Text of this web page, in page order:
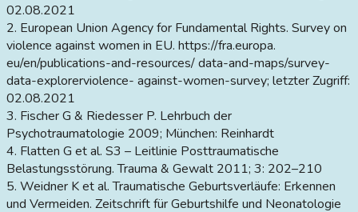
02.08.2021
2. European Union Agency for Fundamental Rights. Survey on
violence against women in EU. https://fra.europa.
eu/en/publications-and-resources/ data-and-maps/survey-
data-explorerviolence- against-women-survey; letzter Zugriff:
02.08.2021
3. Fischer G & Riedesser P. Lehrbuch der
Psychotraumatologie 2009; München: Reinhardt
4. Flatten G et al. S3 – Leitlinie Posttraumatische
Belastungsstörung. Trauma & Gewalt 2011; 3: 202–210
5. Weidner K et al. Traumatische Geburtsverläufe: Erkennen
und Vermeiden. Zeitschrift für Geburtshilfe und Neonatologie